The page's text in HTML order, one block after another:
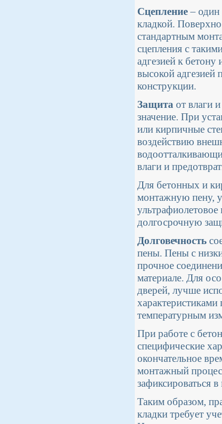
Сцепление– один
кладкой.
стандартным
сцепления с
адгезией к
высокой адгезией
конструкции.
Защита от влаги
значение. При
или кирпичные
воздействию
влаги и
Для бетонных и
монтажную пену,
долгосрочную
Долговечность
пены. Пены с
прочное
материале. Для
дверей, лучше
температурным
При работе с
специфические
окончательное
монтажный
зафиксироваться
Таким образом,
кладки требует